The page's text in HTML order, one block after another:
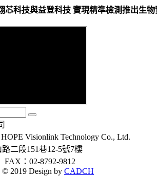
芯科技與益登科技 實現精準檢測推出生
HOPE Visionlink Technology Co., Ltd.
二段151巷12-5號7樓
FAX：02-8792-9812
© 2019 Design by CADCH